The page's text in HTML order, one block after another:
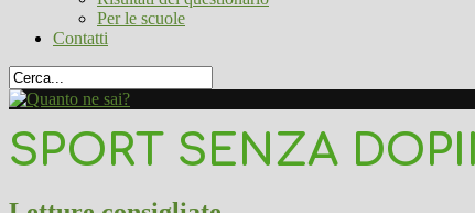
Per le scuole
Contatti
SPORT SENZA